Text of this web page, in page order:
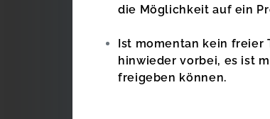
die Möglichkeit auf ein
Ist momentan kein freier
hinwieder vorbei, es ist
freigeben können.